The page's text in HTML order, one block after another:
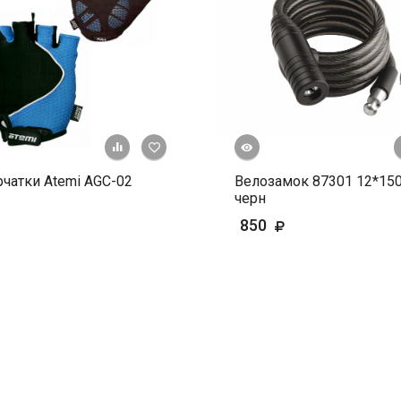
+ К сравнению
В избранное
Atemi AGC-02
Быстрый просмотр
Велозамок 87301
черн
850